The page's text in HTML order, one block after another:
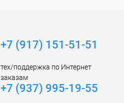
+7 (917) 151-51-51
тех/поддержка по Интернет
заказам
+7 (937) 995-19-55